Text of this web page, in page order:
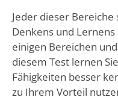
Jeder dieser
Denkens und
einigen Bereichen
diesem Test lernen
Fähigkeiten besser
zu Ihrem Vorteil